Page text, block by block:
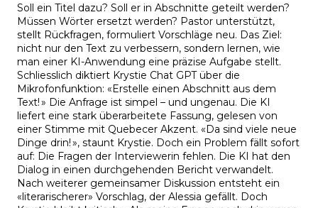
Soll ein Titel dazu? Soll er in Abschnitte geteilt werden?
Müssen Wörter ersetzt werden? Pastor unterstützt,
stellt Rückfragen, formuliert Vorschläge neu. Das Ziel:
nicht nur den Text zu verbessern, sondern lernen, wie
man einer KI-Anwendung eine präzise Aufgabe stellt.
Schliesslich diktiert Krystie Chat GPT über die
Mikrofonfunktion: «Erstelle einen Abschnitt aus dem
Text! » Die Anfrage ist simpel – und ungenau. Die KI
liefert eine stark überarbeitete Fassung, gelesen von
einer Stimme mit Quebecer Akzent. «Da sind viele neue
Dinge drin! », staunt Krystie. Doch ein Problem fällt sofort
auf: Die Fragen der Interviewerin fehlen. Die KI hat den
Dialog in einen durchgehenden Bericht verwandelt.
Nach weiterer gemeinsamer Diskussion entsteht ein
«literarischerer» Vorschlag, der Alessia gefällt. Doch